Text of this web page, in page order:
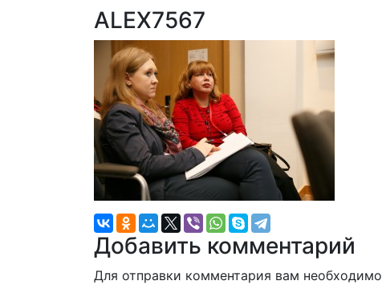
ALEX7567
Добавить комментарий
Для отправки комментария вам необходимо